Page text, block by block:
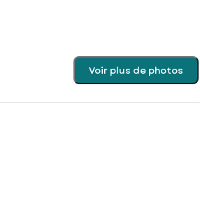
Voir plus de photos